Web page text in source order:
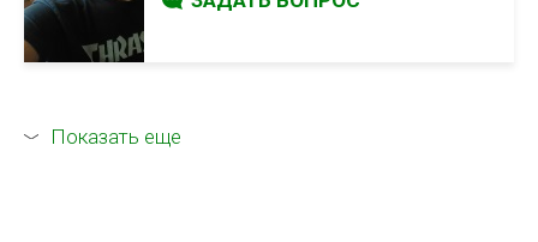
Показать еще